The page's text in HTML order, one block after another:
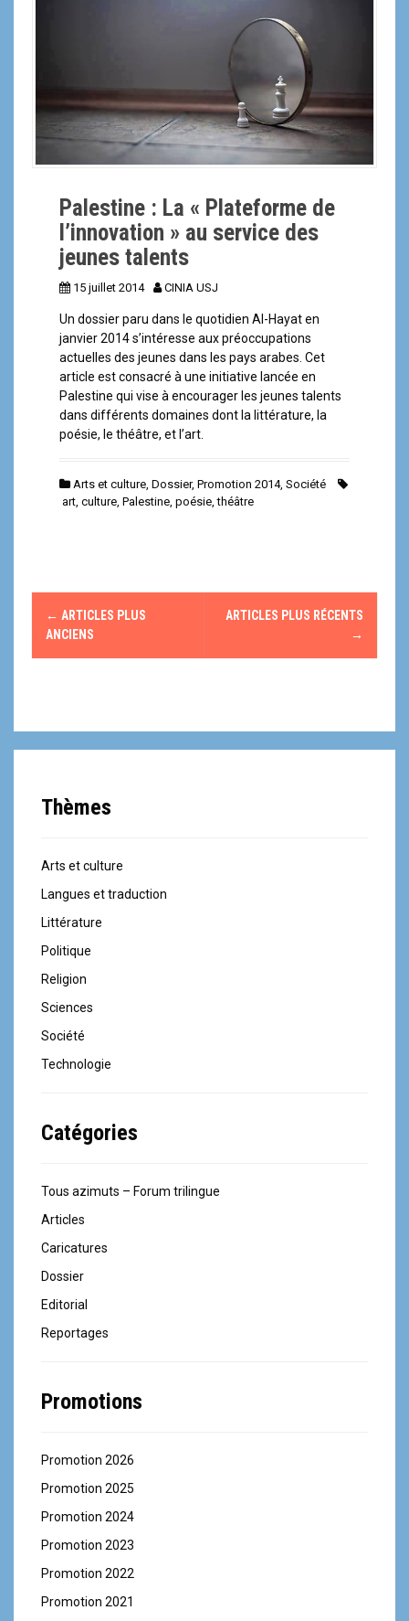
Palestine : La « Plateforme de
l’innovation » au service des
jeunes talents
15 juillet 2014 CINIA USJ
Un dossier paru dans le quotidien Al-Hayat en
janvier 2014 s’intéresse aux préoccupations
actuelles des jeunes dans les pays arabes. Cet
article est consacré à une initiative lancée en
Palestine qui vise à encourager les jeunes talents
dans différents domaines dont la littérature, la
poésie, le théâtre, et l’art.
Arts et culture Dossier, Promotion 2014, Société
art culture Palestine poésie ,théâtre
N
a
g
o
n
a
u
s
e
n
d
e
s
a
r
e
s
← ARTICLES PLUS
ANCIENS
ARTICLES PLUS RÉCENTS
→
Thèmes
Arts et culture
Langues et traduction
Littérature
Politique
Religion
Sciences
Société
Technologie
Catégories
Tous azimuts – Forum trilingue
Articles
Caricatures
Dossier
Editorial
Reportages
Promotions
Promotion 2026
Promotion 2025
Promotion 2024
Promotion 2023
Promotion 2022
Promotion 2021